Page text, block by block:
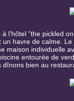
à l'hôtel "the pickled
un havre de calme.
maison individuelle
entourée de
dînons bien au